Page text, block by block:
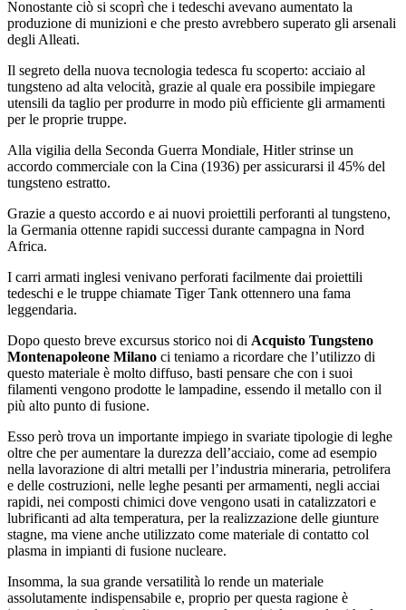
Nonostante ciò si scoprì che i tedeschi avevano aumentato la
produzione di munizioni e che presto avrebbero superato gli arsenali
degli Alleati.
Il segreto della nuova tecnologia tedesca fu scoperto: acciaio al
tungsteno ad alta velocità, grazie al quale era possibile impiegare
utensili da taglio per produrre in modo più efficiente gli armamenti
per le proprie truppe.
Alla vigilia della Seconda Guerra Mondiale, Hitler strinse un
accordo commerciale con la Cina (1936) per assicurarsi il 45% del
tungsteno estratto.
Grazie a questo accordo e ai nuovi proiettili perforanti al tungsteno,
la Germania ottenne rapidi successi durante campagna in Nord
Africa.
I carri armati inglesi venivano perforati facilmente dai proiettili
tedeschi e le truppe chiamate Tiger Tank ottennero una fama
leggendaria.
Dopo questo breve excursus storico noi di Acquisto Tungsteno
Montenapoleone Milano ci teniamo a ricordare che l’utilizzo di
questo materiale è molto diffuso, basti pensare che con i suoi
filamenti vengono prodotte le lampadine, essendo il metallo con il
più alto punto di fusione.
Esso però trova un importante impiego in svariate tipologie di leghe
oltre che per aumentare la durezza dell’acciaio, come ad esempio
nella lavorazione di altri metalli per l’industria mineraria, petrolifera
e delle costruzioni, nelle leghe pesanti per armamenti, negli acciai
rapidi, nei composti chimici dove vengono usati in catalizzatori e
lubrificanti ad alta temperatura, per la realizzazione delle giunture
stagne, ma viene anche utilizzato come materiale di contatto col
plasma in impianti di fusione nucleare.
Insomma, la sua grande versatilità lo rende un materiale
assolutamente indispensabile e, proprio per questa ragione è